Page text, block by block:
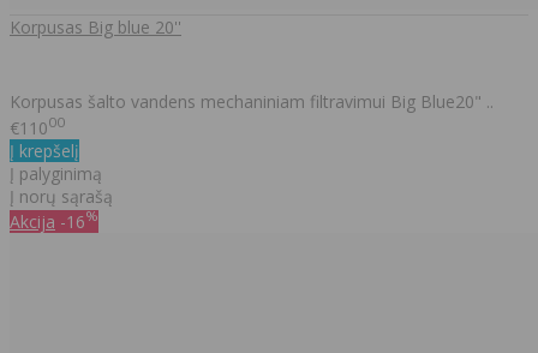
Korpusas Big blue 20''
Korpusas šalto vandens mechaniniam filtravimui Big Blue20" ..
€11000
Į krepšelį
Į palyginimą
Į norų sąrašą
Akcija -16%